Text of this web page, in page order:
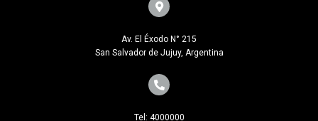
Av. El Éxodo N° 215
San Salvador de Jujuy, Argentina
Tel: 4000000